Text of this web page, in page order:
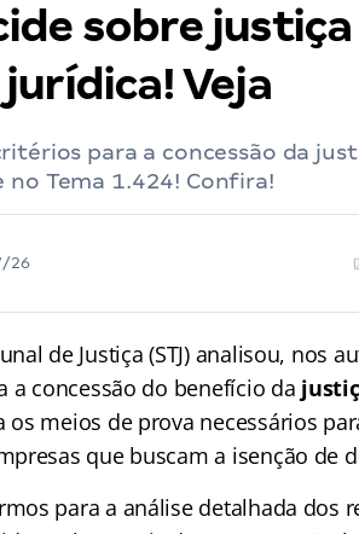
sobre
Veja
para a concessão da
no Tema 1.424! Confira!
26
de Justiça (STJ) analisou, nos
a concessão do benefício da
os meios de prova necessários
que buscam a isenção de
para a análise detalhada dos